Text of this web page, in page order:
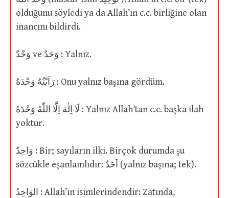
olduğunu söyledi ya da Allah’ın c.c. birliğine olan
inancını bildirdi.
وَحْدٌ ve وَحَدٌ : Yalnız.
رَاَيْتُهُ وَحْدَهُ : Onu yalnız başına gördüm.
لَا اِلٰهَ اِلَّا اللّٰهُ وَحْدَهُ : Yalnız Allah’tan c.c. başka ilah
yoktur.
وَاحِدٌ : Bir; sayıların ilki. Birçok durumda şu
sözcükle eşanlamlıdır: اَحَدٌ (yalnız başına; tek).
الوَاحِدُ : Allah’ın isimlerindendir: Zatında,